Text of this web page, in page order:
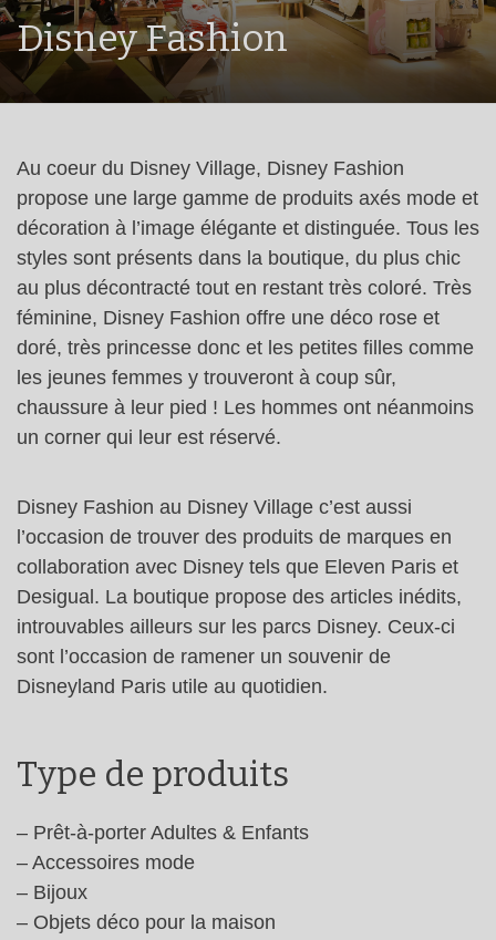
Disney Fashion
Au coeur du Disney Village, Disney Fashion
propose une large gamme de produits axés mode et
décoration à l’image élégante et distinguée. Tous les
styles sont présents dans la boutique, du plus chic
au plus décontracté tout en restant très coloré. Très
féminine, Disney Fashion offre une déco rose et
doré, très princesse donc et les petites filles comme
les jeunes femmes y trouveront à coup sûr,
chaussure à leur pied ! Les hommes ont néanmoins
un corner qui leur est réservé.
Disney Fashion au Disney Village c’est aussi
l’occasion de trouver des produits de marques en
collaboration avec Disney tels que Eleven Paris et
Desigual. La boutique propose des articles inédits,
introuvables ailleurs sur les parcs Disney. Ceux-ci
sont l’occasion de ramener un souvenir de
Disneyland Paris utile au quotidien.
Type de produits
– Prêt-à-porter Adultes & Enfants
– Accessoires mode
– Bijoux
– Objets déco pour la maison